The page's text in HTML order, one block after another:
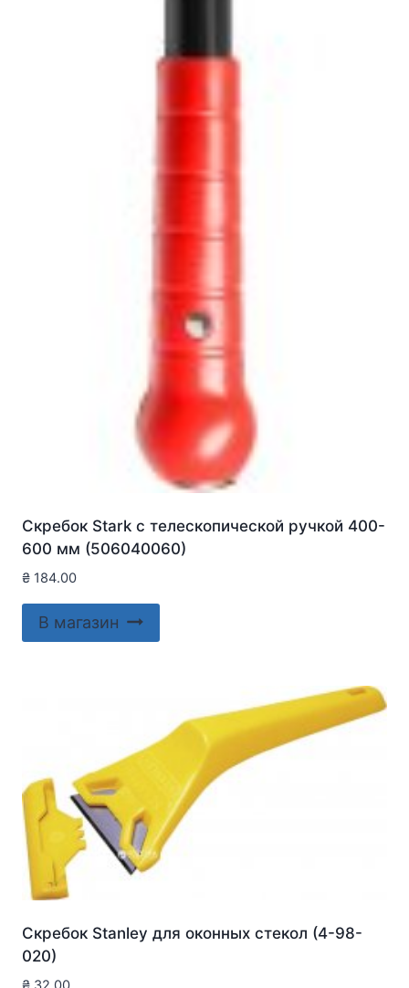
Скребок Stark с телескопической ручкой 400-
600 мм (506040060)
₴ 184.00
В магазин
Скребок Stanley для оконныx стекол (4-98-
020)